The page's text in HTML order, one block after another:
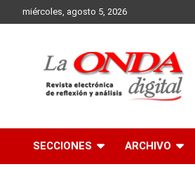
to
miércoles, agosto 5, 2026
SECCIONES ARCHIVO